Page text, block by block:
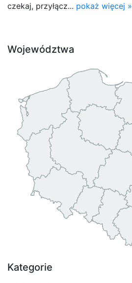
czekaj, przyłącz... pokaż więcej »
Województwa
Kategorie